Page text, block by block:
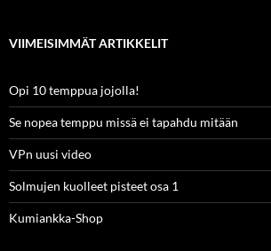
VIIMEISIMMÄT ARTIKKELIT
Opi 10 temppua jojolla!
Se nopea temppu missä ei tapahdu mitään
VPn uusi video
Solmujen kuolleet pisteet osa 1
Kumiankka-Shop